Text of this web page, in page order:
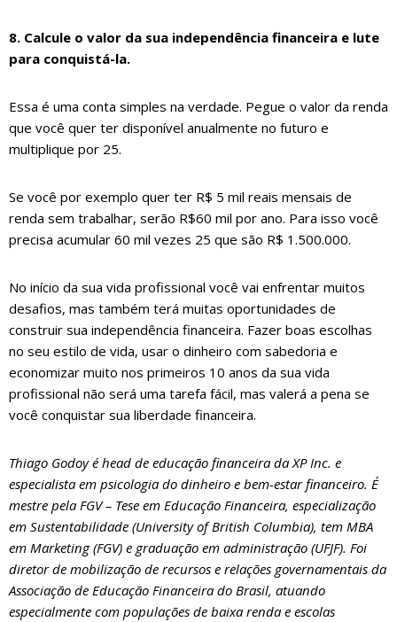
8. Calcule o valor da sua independência financeira e lute
para conquistá-la.
Essa é uma conta simples na verdade. Pegue o valor da renda
que você quer ter disponível anualmente no futuro e
multiplique por 25.
Se você por exemplo quer ter R$ 5 mil reais mensais de
renda sem trabalhar, serão R$60 mil por ano. Para isso você
precisa acumular 60 mil vezes 25 que são R$ 1.500.000.
No início da sua vida profissional você vai enfrentar muitos
desafios, mas também terá muitas oportunidades de
construir sua independência financeira. Fazer boas escolhas
no seu estilo de vida, usar o dinheiro com sabedoria e
economizar muito nos primeiros 10 anos da sua vida
profissional não será uma tarefa fácil, mas valerá a pena se
você conquistar sua liberdade financeira.
Thiago Godoy é head de educação financeira da XP Inc. e
especialista em psicologia do dinheiro e bem-estar financeiro. É
mestre pela FGV – Tese em Educação Financeira, especialização
em Sustentabilidade (University of British Columbia), tem MBA
em Marketing (FGV) e graduação em administração (UFJF). Foi
diretor de mobilização de recursos e relações governamentais da
Associação de Educação Financeira do Brasil, atuando
especialmente com populações de baixa renda e escolas